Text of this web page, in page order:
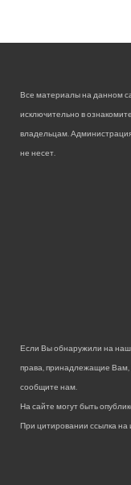
Все материалы на данном
исключительно в
владельцам.
не несет.
Если Вы обнаружили на
права, принадлежащие Вам,
сообщите нам.
На сайте могут быть
При цитировании ссылка на